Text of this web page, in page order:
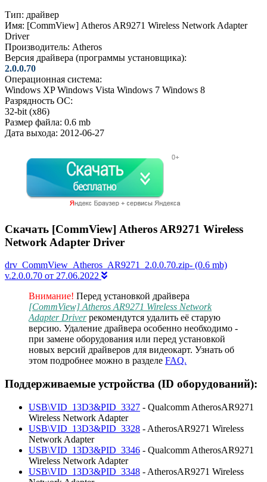
Тип: драйвер
Имя: [CommView] Atheros AR9271 Wireless Network Adapter
Driver
Производитель: Atheros
Версия драйвера (программы установщика):
2.0.0.70
Операционная система:
Windows XP Windows Vista Windows 7 Windows 8
Разрядность ОС:
32-bit (x86)
Размер файла: 0.6 mb
Дата выхода: 2012-06-27
Скачать [CommView] Atheros AR9271 Wireless
Network Adapter Driver
drv_CommView_Atheros_AR9271_2.0.0.70.zip- (0.6 mb)
v.2.0.0.70 от 27.06.2022
Внимание! Перед установкой драйвера
[CommView] Atheros AR9271 Wireless Network
Adapter Driverрекомендутся удалить её старую
версию. Удаление драйвера особенно необходимо -
при замене оборудования или перед установкой
новых версий драйверов для видеокарт. Узнать об
этом подробнее можно в разделе FAQ.
Поддерживаемые устройства (ID оборудований):
USB\VID_13D3&PID_3327 - Qualcomm AtherosAR9271
Wireless Network Adapter
USB\VID_13D3&PID_3328 - AtherosAR9271 Wireless
Network Adapter
USB\VID_13D3&PID_3346 - Qualcomm AtherosAR9271
Wireless Network Adapter
USB\VID_13D3&PID_3348 - AtherosAR9271 Wireless